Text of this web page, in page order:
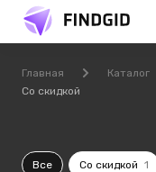
Главная Каталог
Со скидкой
Все Со скидкой 1